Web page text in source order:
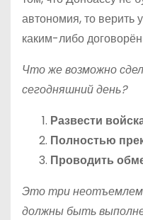
автономия, то верить
каким-либо
Что же возможно
сегодняшний день?
Развести
Полностью
Проводить
Это три
должны быть